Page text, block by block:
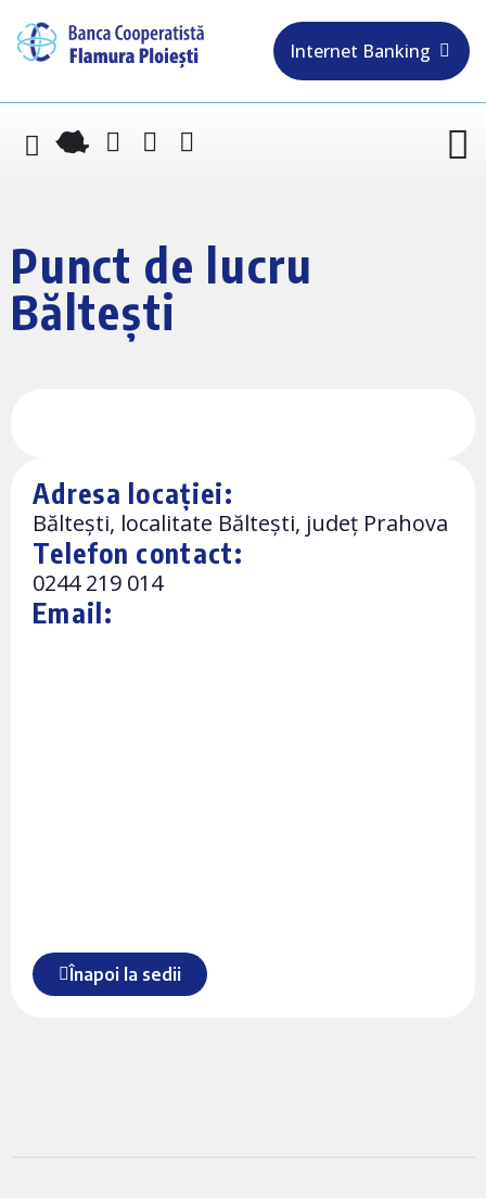
Internet Banking
Punct de lucru
Bălteşti
Adresa locației:
Bălteşti, localitate Bălteşti, județ Prahova
Telefon contact:
0244 219 014
Email:
Înapoi la sedii